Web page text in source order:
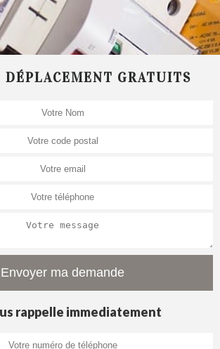
DÉPLACEMENT GRATUITS
rappelle immediatement